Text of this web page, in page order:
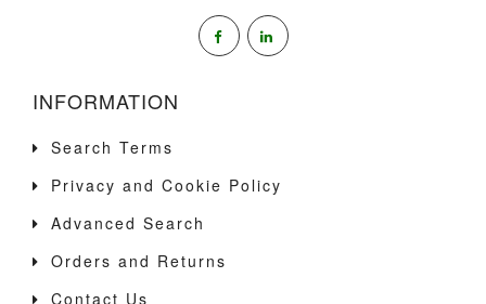
INFORMATION
Search Terms
Privacy and Cookie Policy
Advanced Search
Orders and Returns
Contact Us